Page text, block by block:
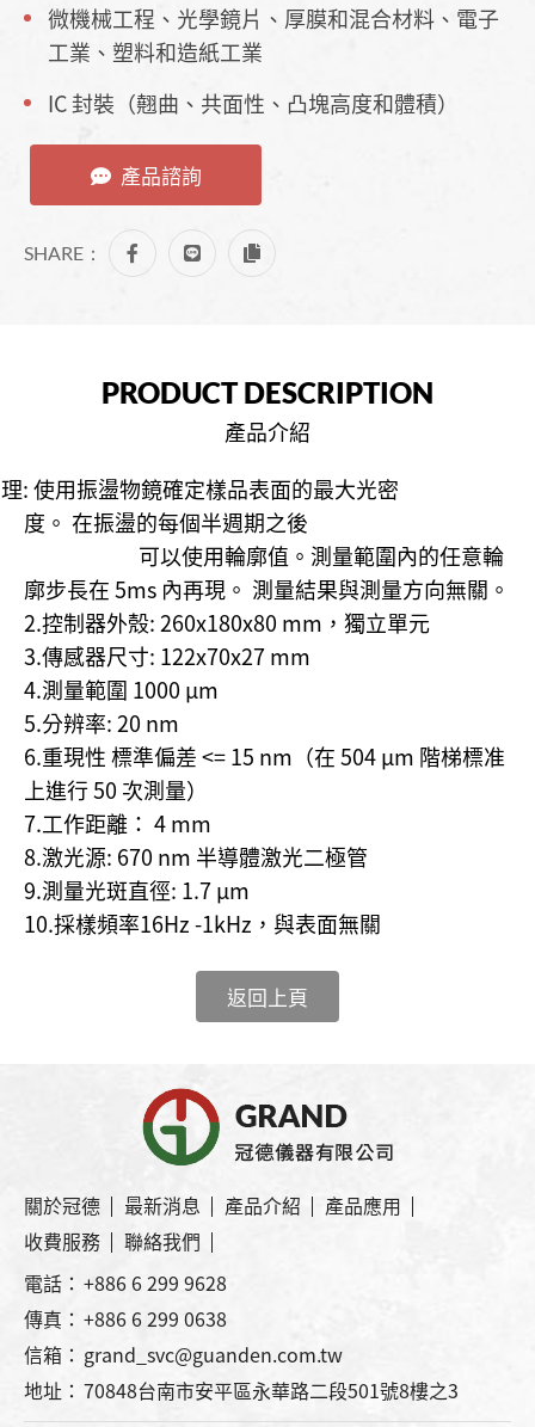
微機械工程、光學鏡片、厚膜和混合材料、電子
工業、塑料和造紙工業
IC 封裝（翹曲、共面性、凸塊高度和體積）
產品諮詢
SHARE：
PRODUCT DESCRIPTION
產品介紹
: 使用振盪物鏡確定樣品表面的最大光密
度。 在振盪的每個半週期之後
可以使用輪廓值。測量範圍內的任意輪
廓步長在 5ms 內再現。 測量結果與測量方向無關。
2.控制器外殼: 260x180x80 mm，獨立單元
3.傳感器尺寸: 122x70x27 mm
4.測量範圍 1000 µm
5.分辨率: 20 nm
6.重現性 標準偏差 <= 15 nm（在 504 µm 階梯標准
上進行 50 次測量）
7.工作距離： 4 mm
8.激光源: 670 nm 半導體激光二極管
9.測量光斑直徑: 1.7 µm
10.採樣頻率16Hz -1kHz，與表面無關
返回上頁
關於冠德 最新消息 產品介紹
產品應用
收費服務
聯絡我們
電話： +886 6 299 9628
傳真： +886 6 299 0638
信箱： grand_svc@guanden.com.tw
地址： 70848台南市安平區永華路二段501號8樓之3